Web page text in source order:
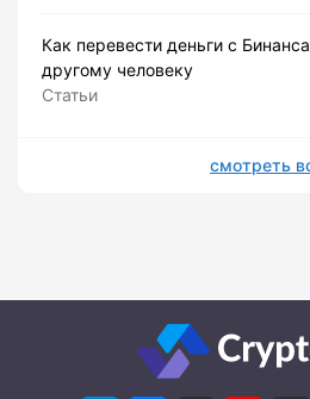
Как перевести деньги с
другому человеку
Статьи
смотреть